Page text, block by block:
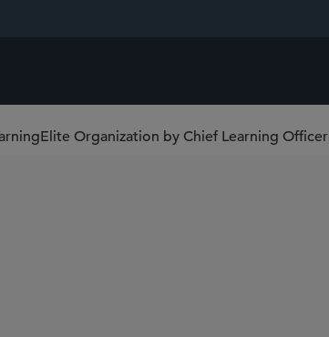
Organization by Chief Learning Officer